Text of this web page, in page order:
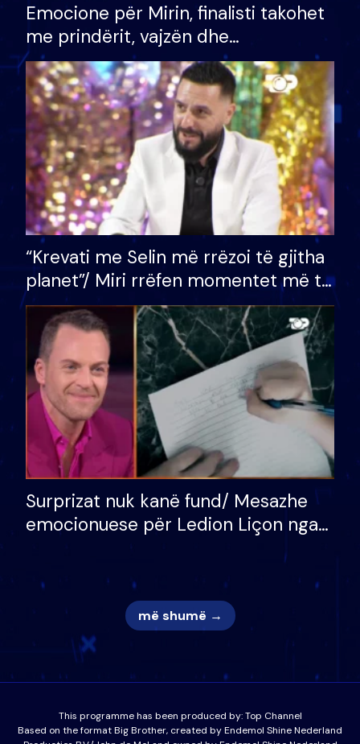
Emocione për Mirin, finalisti takohet
me prindërit, vajzën dhe
bashkëshorten: S’kemi ndonjë letër
divorci apo jo?
“Krevati me Selin më rrëzoi të gjitha
planet”/ Miri rrëfen momentet më të
bukura në shtëpinë e BB VIP: Do më
mungojë zilja e mëngjesit kur…
Surprizat nuk kanë fund/ Mesazhe
emocionuese për Ledion Liçon nga
më shumë →
This programme has been produced by:Top Channel
Based on the format Big Brother, created by Endemol Shine Nederland